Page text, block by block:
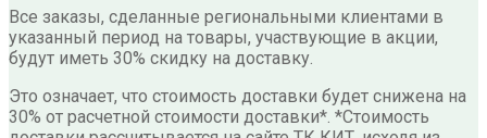
Все заказы, сделанные региональными клиентами в
указанный период на товары, участвующие в акции,
будут иметь 30% скидку на доставку.
Это означает, что стоимость доставки будет снижена на
30% от расчетной стоимости доставки*. *Стоимость